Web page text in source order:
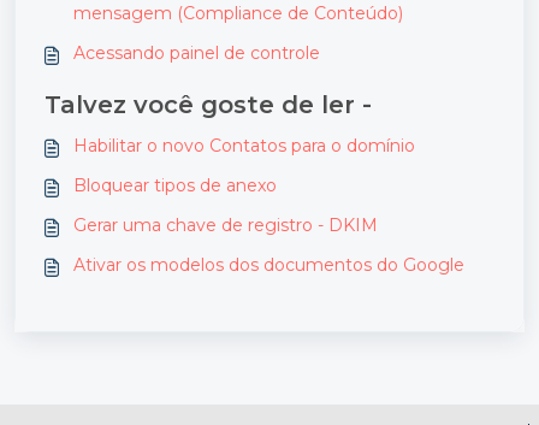
mensagem (Compliance de Conteúdo)
Acessando painel de controle
Talvez você goste de ler -
Habilitar o novo Contatos para o domínio
Bloquear tipos de anexo
Gerar uma chave de registro - DKIM
Ativar os modelos dos documentos do Google